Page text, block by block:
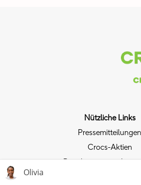
Nützliche Links
Pressemitteilungen
Crocs-Aktien
Beziehungen mit